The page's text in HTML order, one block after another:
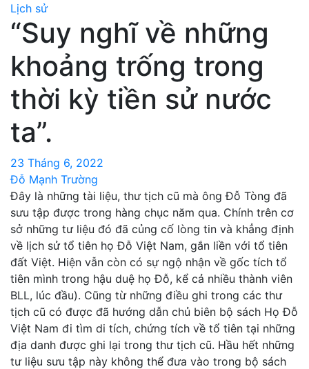
Lịch sử
“Suy nghĩ về những
khoảng trống trong
thời kỳ tiền sử nước
ta”.
23 Tháng 6, 2022
Đỗ Mạnh Trường
Đây là những tài liệu, thư tịch cũ mà ông Đỗ Tòng đã
sưu tập được trong hàng chục năm qua. Chính trên cơ
sở những tư liệu đó đã củng cố lòng tin và khẳng định
về lịch sử tổ tiên họ Đỗ Việt Nam, gắn liền với tổ tiên
đất Việt. Hiện vẫn còn có sự ngộ nhận về gốc tích tổ
tiên mình trong hậu duệ họ Đỗ, kể cả nhiều thành viên
BLL, lúc đầu). Cũng từ những điều ghi trong các thư
tịch cũ có được đã hướng dẫn chủ biên bộ sách Họ Đỗ
Việt Nam đi tìm di tích, chứng tích về tổ tiên tại những
địa danh được ghi lại trong thư tịch cũ. Hầu hết những
tư liệu sưu tập này không thể đưa vào trong bộ sách